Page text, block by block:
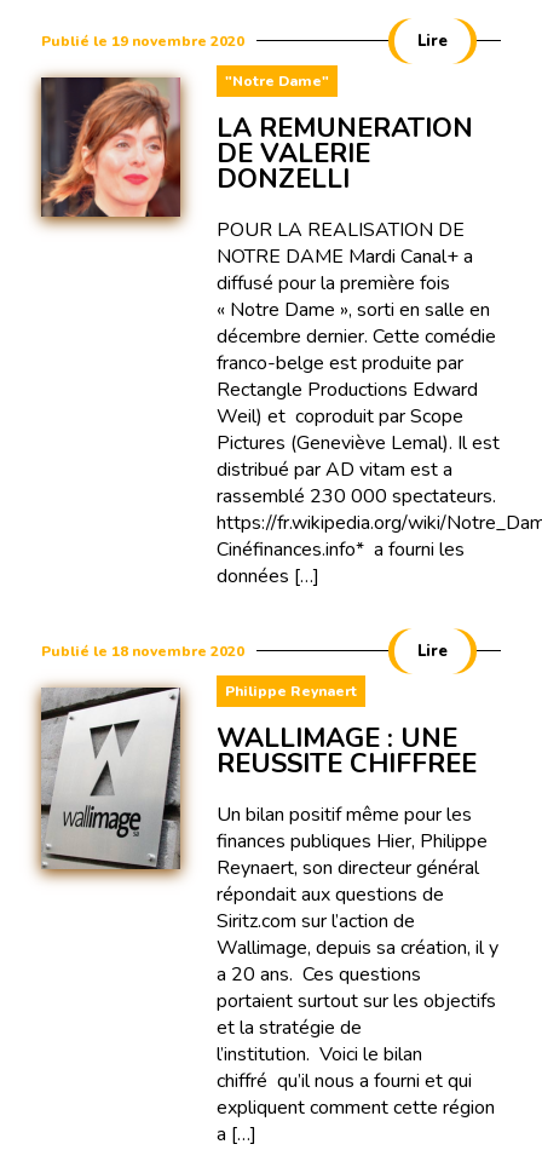
Publié le 19 novembre 2020
"Notre Dame"
Lire
LA REMUNERATION
DE VALERIE
DONZELLI
POUR LA REALISATION DE
NOTRE DAME Mardi Canal+ a
diffusé pour la première fois
« Notre Dame », sorti en salle en
décembre dernier. Cette comédie
franco-belge est produite par
Rectangle Productions Edward
Weil) et coproduit par Scope
Pictures (Geneviève Lemal). Il est
distribué par AD vitam est a
rassemblé 230 000 spectateurs.
https://fr.wikipedia.org/wiki/
Cinéfinances.info* a fourni les
données […]
Publié le 18 novembre 2020
Philippe Reynaert
Lire
WALLIMAGE : UNE
REUSSITE CHIFFREE
Un bilan positif même pour les
finances publiques Hier, Philippe
Reynaert, son directeur général
répondait aux questions de
Siritz.com sur l’action de
Wallimage, depuis sa création, il y
a 20 ans. Ces questions
portaient surtout sur les objectifs
et la stratégie de
l’institution. Voici le bilan
chiffré qu’il nous a fourni et qui
expliquent comment cette région
a […]